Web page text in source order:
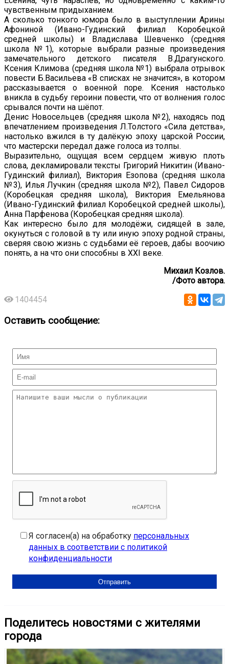
чувственным придыханием.
А сколько тонкого юмора было в выступлении Арины
Афониной (Ивано-Гудинский филиал Коробецкой
средней школы) и Владислава Шевченко (средняя
школа №1), которые выбрали разные произведения
замечательного детского писателя В.Драгунского.
Ксения Климова (средняя школа №1) выбрала отрывок
повести Б.Васильева «В списках не значится», в котором
рассказывается о военной поре. Ксения настолько
вникла в судьбу героини повести, что от волнения голос
срывался почти на шёпот.
Денис Новосельцев (средняя школа №2), находясь под
впечатлением произведения Л.Толстого «Сила детства»,
настолько вжился в ту далёкую эпоху царской России,
что мастерски передал даже голоса из толпы.
Выразительно, ощущая всем сердцем живую плоть
слова, декламировали тексты Григорий Никитин (Ивано-
Гудинский филиал), Виктория Езопова (средняя школа
№3), Илья Лучкин (средняя школа №2), Павел Сидоров
(Коробецкая средняя школа), Виктория Емельянова
(Ивано-Гудинский филиал Коробецкой средней школы),
Анна Парфенова (Коробецкая средняя школа).
Как интересно было для молодёжи, сидящей в зале,
окунуться с головой в ту или иную эпоху родной страны,
сверяя свою жизнь с судьбами её героев, дабы воочию
понять, а на что они способны в XXI веке.
Михаил Козлов.
/Фото автора.
1404454
Оставить сообщение:
Я согласен(а) на обработку персональных
данных в соответствии с политикой
конфиденциальности
Поделитесь новостями с жителями
города